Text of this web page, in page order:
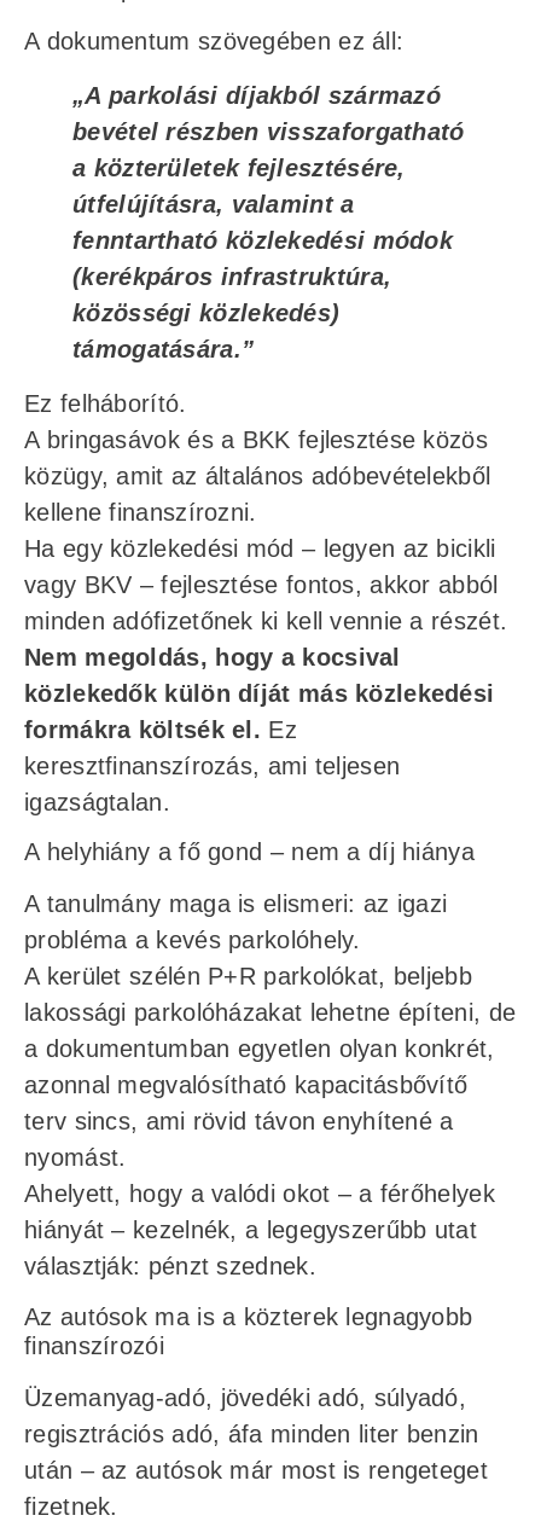
A dokumentum szövegében ez áll:
„A parkolási díjakból származó
bevétel részben visszaforgatható
a közterületek fejlesztésére,
útfelújításra, valamint a
fenntartható közlekedési módok
(kerékpáros infrastruktúra,
közösségi közlekedés)
támogatására.”
Ez felháborító.
A bringasávok és a BKK fejlesztése közös
közügy, amit az általános adóbevételekből
kellene finanszírozni.
Ha egy közlekedési mód – legyen az bicikli
vagy BKV – fejlesztése fontos, akkor abból
minden adófizetőnek ki kell vennie a részét.
Nem megoldás, hogy a kocsival
közlekedők külön díját más közlekedési
formákra költsék el. Ez
keresztfinanszírozás, ami teljesen
igazságtalan.
A helyhiány a fő gond – nem a díj hiánya
A tanulmány maga is elismeri: az igazi
probléma a kevés parkolóhely.
A kerület szélén P+R parkolókat, beljebb
lakossági parkolóházakat lehetne építeni, de
a dokumentumban egyetlen olyan konkrét,
azonnal megvalósítható kapacitásbővítő
terv sincs, ami rövid távon enyhítené a
nyomást.
Ahelyett, hogy a valódi okot – a férőhelyek
hiányát – kezelnék, a legegyszerűbb utat
választják: pénzt szednek.
Az autósok ma is a közterek legnagyobb
finanszírozói
Üzemanyag-adó, jövedéki adó, súlyadó,
regisztrációs adó, áfa minden liter benzin
után – az autósok már most is rengeteget
fizetnek.